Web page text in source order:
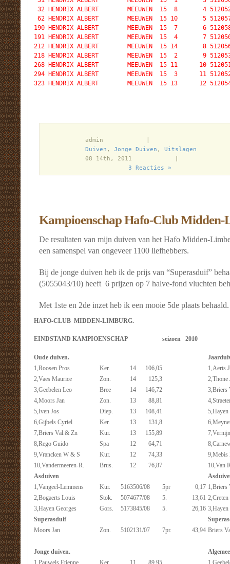
32 HENDRIX ALBERT        MEEUWEN  15  8       4
62 HENDRIX ALBERT        MEEUWEN  15 10       5
190 HENDRIX ALBERT        MEEUWEN  15  7       6
191 HENDRIX ALBERT        MEEUWEN  15  4       7
212 HENDRIX ALBERT        MEEUWEN  15 14       8
218 HENDRIX ALBERT        MEEUWEN  15  2       9
268 HENDRIX ALBERT        MEEUWEN  15 11      10
294 HENDRIX ALBERT        MEEUWEN  15  3      11
323 HENDRIX ALBERT        MEEUWEN  15 13      12
            admin            |
Duiven , Jonge Duiven , Uitslagen
            08 14th, 2011
3 Reacties »
Kampioenschap Hafo-Club
De resultaten van mijn duiven van het Hafo Midden-
een samenspel van ongeveer 1100 liefhebbers.
Bij de jonge duiven heb ik de prijs van “Superasduif”
(5055043/10) heeft 6 prijzen op 7 halve-fond vluchten
Met 1ste en 2de inzet heb ik een mooie 5de plaats behaald.
HAFO-CLUB MIDDEN-LIMBURG.
EINDSTAND KAMPIOENSCHAP seizoen 2010
Oude duiven.
1,Roosen Pros
Ker. 14 106,05
1,Aerts
2,Vaes Maurice
Zon. 14 125,3
2,Thone
3,Geebelen Leo
Bree 14 146,72
3,Briers
4,Moors Jan
Zon. 13 88,81
5,Iven Jos
Diep. 13 108,41
5,Hayen
6,Gijbels Cyriel
Ker. 13 131,8
7,Briers Val.& Zn
Kur. 13 155,89
8,Rego Guido
Spa 12 64,71
9,Vrancken W & S
Kur. 12 74,33
9,Mebis
10,Vandermeeren-R.
Brus. 12 76,87
10,Van
Asduiven
1,Vangeel-Lemmens
Kur. 5163506/08 5pr 0,17 1,Briers
2,Bogaerts Louis
Stok. 5074677/08 5. 13,61
3,Hayen Georges
Gors. 5173845/08 5. 26,16 3,Hayen
Superasduif
Moors Jan
Zon. 5102131/07 7pr. 43,94 Briers
Jonge duiven.
1,Pauwels Etienne
Ker. 11 89,95